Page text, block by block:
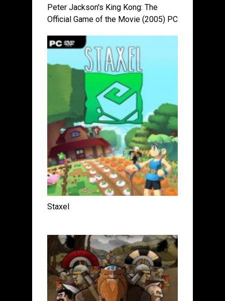
Peter Jackson's King Kong: The
Official Game of the Movie (2005) PC
Staxel